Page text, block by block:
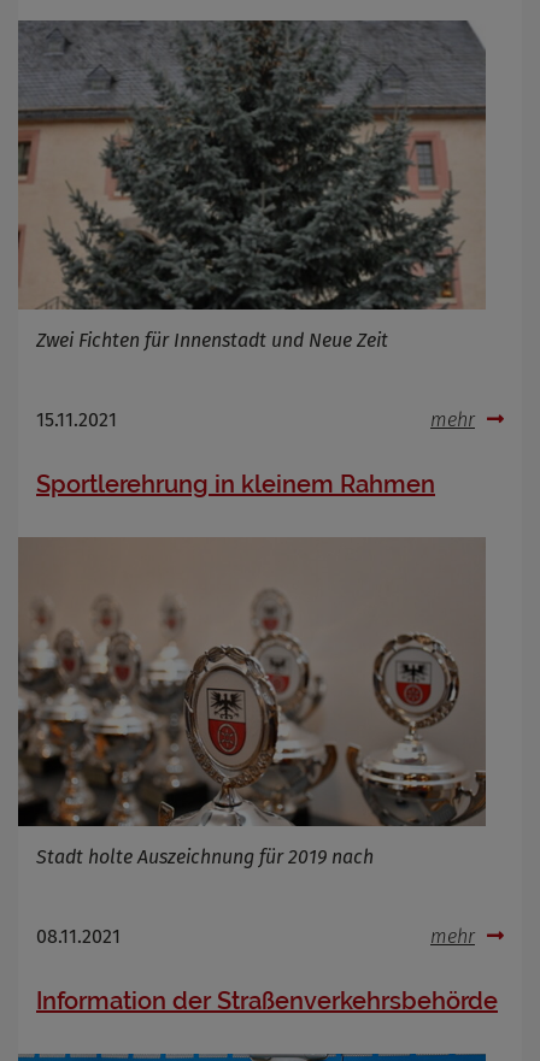
Zwei Fichten für Innenstadt und Neue Zeit
15.11.2021 mehr
Sportlerehrung in kleinem Rahmen
Stadt holte Auszeichnung für 2019 nach
08.11.2021 mehr
Information der Straßenverkehrsbehörde
Name
Cookies die bei der Verwendung von
OpenWeatherAPI gesetzt werden
Anbieter
Zweck
Cookie Name
Cookie Laufzeit
Infos schließen